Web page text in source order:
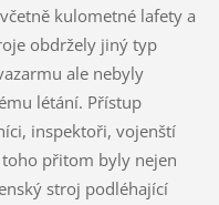
kulometné lafety a
obdržely jiný typ
ale nebyly
létání. Přístup
inspektoři, vojenští
přitom byly nejen
stroj podléhající